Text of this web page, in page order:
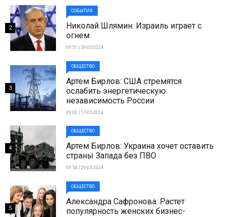
СОБЫТИЯ
Николай Шлямин: Израиль играет с
огнем
09:51 | 28-05-2024
2
ОБЩЕСТВО
Артем Бирлов: США стремятся
ослабить энергетическую
независимость России
09:33 | 17-05-2024
3
ОБЩЕСТВО
Артем Бирлов: Украина хочет оставить
страны Запада без ПВО
09:54 | 29-05-2024
4
ОБЩЕСТВО
Александра Сафронова: Растет
популярность женских бизнес-
5